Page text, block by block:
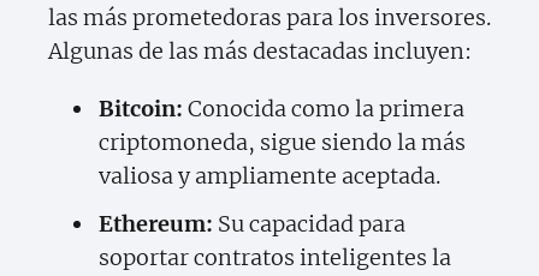
las más prometedoras para los inversores.
Algunas de las más destacadas incluyen:
Bitcoin: Conocida como la primera
criptomoneda, sigue siendo la más
valiosa y ampliamente aceptada.
Ethereum: Su capacidad para
soportar contratos inteligentes la